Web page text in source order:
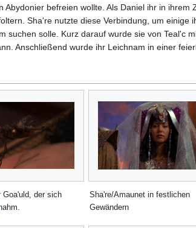
Abydonier befreien wollte. Als Daniel ihr in
Sha're nutzte diese Verbindung, um einige
suchen solle. Kurz darauf wurde sie von Teal'c
Anschließend wurde ihr Leichnam in einer
Goa'uld, der sich
Sha're/Amaunet in festlichen
Gewändern